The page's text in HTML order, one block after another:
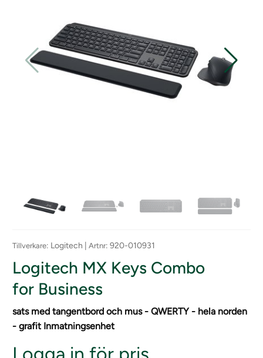
Tillverkare: Logitech | Artnr: 920-010931
Logitech MX Keys Combo
for Business
sats med tangentbord och mus - QWERTY - hela norden
- grafit Inmatningsenhet